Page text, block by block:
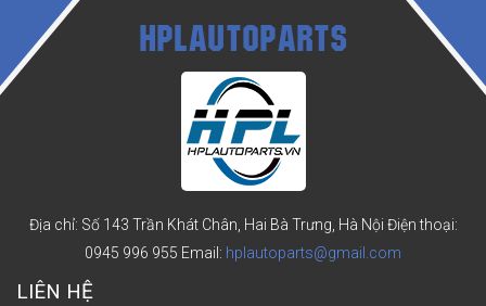
HPLAUTOPARTS
Địa chỉ: Số 143 Trần Khát Chân, Hai Bà Trưng, Hà Nội Điện thoại:
0945 996 955 Email: hplautoparts@gmail.com
LIÊN HỆ